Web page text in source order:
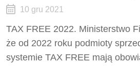
10 gru 2021
TAX FREE 2022. Ministerstwo
że od 2022 roku podmioty
systemie TAX FREE mają